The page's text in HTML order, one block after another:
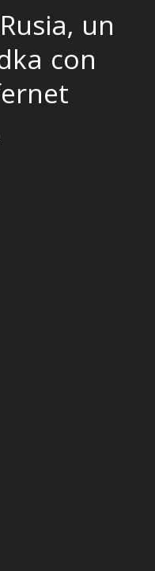
un
con